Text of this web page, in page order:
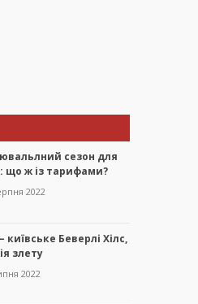
сезон для
що ж із тарифами?
2022
київське Беверлі Хілс,
злету
2022